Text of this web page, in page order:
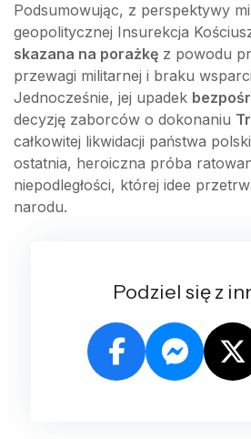
Podsumowując, z perspektywy
geopolitycznej Insurekcja
skazana na porażkę z powodu
przewagi militarnej i braku
Jednocześnie, jej upadek
decyzję zaborców o dokonaniu
całkowitej likwidacji państwa
ostatnia, heroiczna próba
niepodległości, której idee
narodu.
Podziel się z